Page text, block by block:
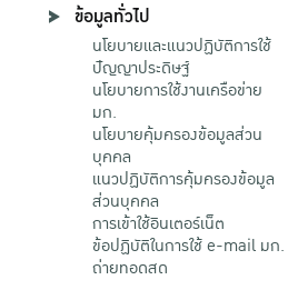
ข้อมูลทั่วไป
นโยบายและแนวปฏิบัติการใช้
ปัญญาประดิษฐ์
นโยบายการใช้งานเครือข่าย
มก.
นโยบายคุ้มครองข้อมูลส่วน
บุคคล
แนวปฏิบัติการคุ้มครองข้อมูล
ส่วนบุคคล
การเข้าใช้อินเตอร์เน็ต
ข้อปฏิบัติในการใช้ e-mail มก.
ถ่ายทอดสด